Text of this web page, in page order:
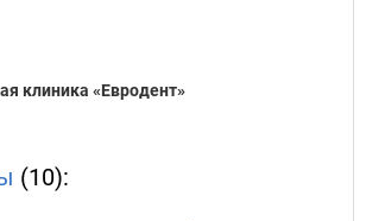
клиника «Евродент»
(10):